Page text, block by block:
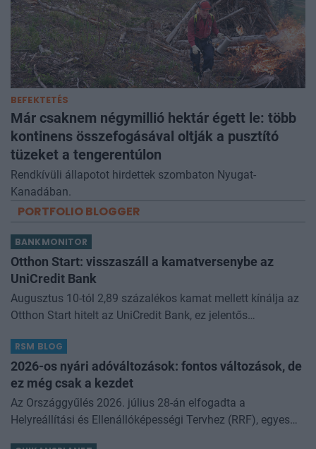
BEFEKTETÉS
Már csaknem négymillió hektár égett le: több
kontinens összefogásával oltják a pusztító
tüzeket a tengerentúlon
Rendkívüli állapotot hirdettek szombaton Nyugat-
Kanadában.
PORTFOLIO BLOGGER
BANKMONITOR
Otthon Start: visszaszáll a kamatversenybe az
UniCredit Bank
Augusztus 10-tól 2,89 százalékos kamat mellett kínálja az
Otthon Start hitelt az UniCredit Bank, ez jelentős
kamathoz képest. De arról sem s
RSM BLOG
2026-os nyári adóváltozások: fontos változások, de
ez még csak a kezdet
Az Országgyűlés 2026. július 28-án elfogadta a
Helyreállítási és Ellenállóképességi Tervhez (RRF), egyes